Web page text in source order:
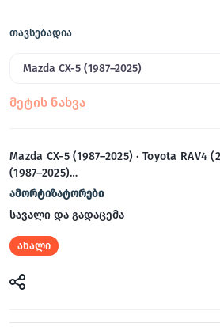
თავსებადია
Mazda CX-5 (1987–2025)
Mazda CX-5 (1987–2025) · Toyota RAV4
(1987–2025)…
ამორტიზატორები
სავალი და გადაცემა
ახალი